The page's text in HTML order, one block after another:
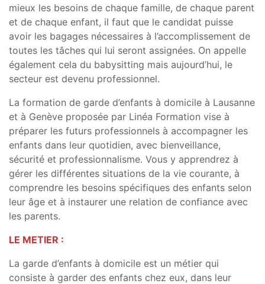
mieux les besoins de chaque famille, de chaque parent
et de chaque enfant, il faut que le candidat puisse
avoir les bagages nécessaires à l’accomplissement de
toutes les tâches qui lui seront assignées. On appelle
également cela du babysitting mais aujourd’hui, le
secteur est devenu professionnel.
La formation de garde d’enfants à domicile à Lausanne
et à Genève proposée par Linéa Formation vise à
préparer les futurs professionnels à accompagner les
enfants dans leur quotidien, avec bienveillance,
sécurité et professionnalisme. Vous y apprendrez à
gérer les différentes situations de la vie courante, à
comprendre les besoins spécifiques des enfants selon
leur âge et à instaurer une relation de confiance avec
les parents.
LE METIER :
La garde d’enfants à domicile est un métier qui
consiste à garder des enfants chez eux, dans leur